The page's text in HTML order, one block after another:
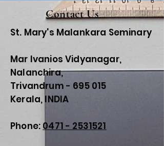
Contact Us
St. Mary's Malankara Seminary
Mar Ivanios Vidyanagar,
Nalanchira,
Trivandrum - 695 015
Kerala, INDIA
Phone: 0471 - 2531521